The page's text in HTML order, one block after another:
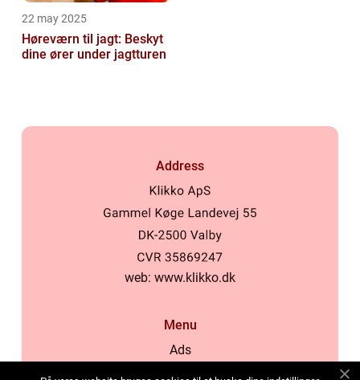
22 may 2025
Høreværn til jagt: Beskyt
dine ører under jagtturen
Address
web: www.klikko.dk
Menu
Ads